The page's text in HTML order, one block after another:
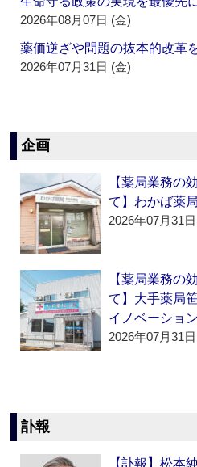
2026年08月07日 (金)
薬価逆ざや問題の抜本的改革
2026年07月31日 (金)
企画
【薬局業務の
て】わかば薬
2026年07月31
【薬局業務の
て】大手薬局
イノベーション
2026年07月31
訃報
【訃報】松本